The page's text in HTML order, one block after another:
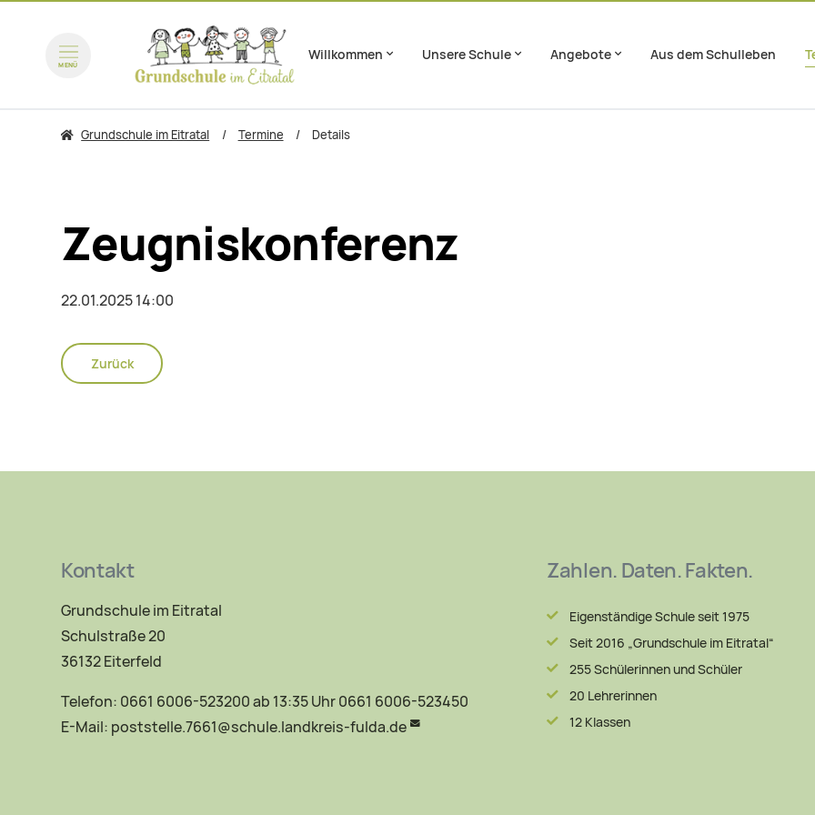
MENÜ
Navigation überspringen
Willkommen Unsere Schule Angebote Aus dem Schulleben
zum Inhalt springen
Grundschule im Eitratal Termine Details
Zeugniskonferenz
22.01.2025 14:00
Zurück
Kontakt
Grundschule im Eitratal
Schulstraße 20
36132 Eiterfeld
Telefon: 0661 6006-523200 ab 13:35 Uhr 0661 6006-523450
E-Mail: poststelle.7661@schule.landkreis-fulda.de
Zahlen. Daten. Fakten.
Eigenständige Schule seit 1975
Seit 2016 „Grundschule im Eitratal“
255 Schülerinnen und Schüler
20 Lehrerinnen
12 Klassen